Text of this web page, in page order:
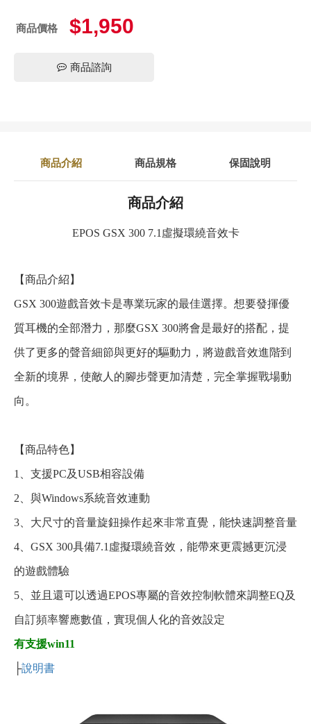
商品價格 $1,950
商品諮詢
商品介紹 商品規格 保固說明
商品介紹
EPOS GSX 300 7.1虛擬環繞音效卡
【商品介紹】
GSX 300遊戲音效卡是專業玩家的最佳選擇。想要發揮優
質耳機的全部潛力，那麼GSX 300將會是最好的搭配，提
供了更多的聲音細節與更好的驅動力，將遊戲音效進階到
全新的境界，使敵人的腳步聲更加清楚，完全掌握戰場動
向。
【商品特色】
1、支援PC及USB相容設備
2、與Windows系統音效連動
3、大尺寸的音量旋鈕操作起來非常直覺，能快速調整音量
4、GSX 300具備7.1虛擬環繞音效，能帶來更震撼更沉浸
的遊戲體驗
5、並且還可以透過EPOS專屬的音效控制軟體來調整EQ及
自訂頻率響應數值，實現個人化的音效設定
有支援win11
├說明書